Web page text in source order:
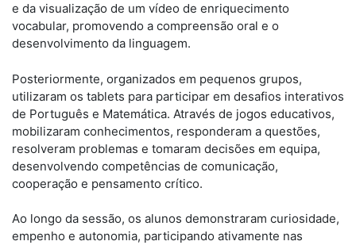
e da visualização de um vídeo de enriquecimento
vocabular, promovendo a compreensão oral e o
desenvolvimento da linguagem.
Posteriormente, organizados em pequenos grupos,
utilizaram os tablets para participar em desafios interativos
de Português e Matemática. Através de jogos educativos,
mobilizaram conhecimentos, responderam a questões,
resolveram problemas e tomaram decisões em equipa,
desenvolvendo competências de comunicação,
cooperação e pensamento crítico.
Ao longo da sessão, os alunos demonstraram curiosidade,
empenho e autonomia, participando ativamente nas